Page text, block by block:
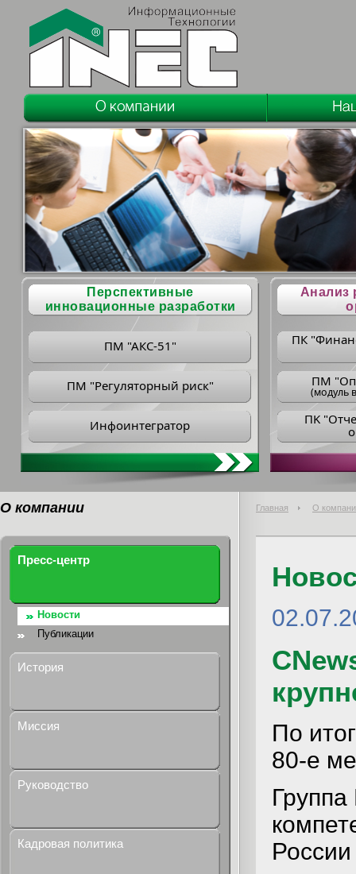
Перспективные
инновационные разработки
ПМ "АКС-51"
ПМ "Регуляторный риск"
Инфоинтегратор
Анализ
ПК
ПM
(модуль
ПK
О компании Главная О
Пресс-центр
Новости
Публикации
История
Миссия
Руководство
Кадровая политика
По
80-е